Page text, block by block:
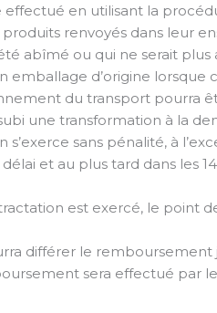
en utilisant la
produits renvoyés dans leur
abîmé ou qui ne serait
emballage d’origine
du transport pourra
une transformation à la
s’exerce sans pénalité, à
et au plus tard dans les
est exercé, le point
différer le remboursement
sera effectué par